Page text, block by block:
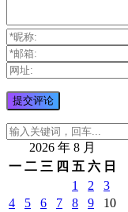
2026 年 8 月
一 二 三 四 五 六 日
1
2
3
4
5 6 7 8 9
10